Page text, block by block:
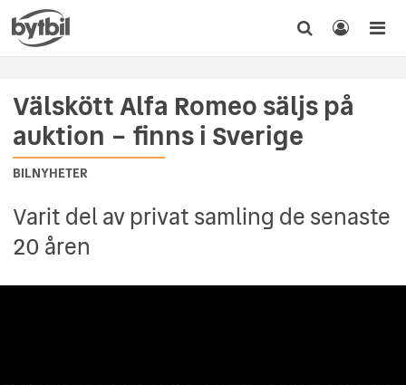
Välskött Alfa Romeo säljs på
auktion – finns i Sverige
BILNYHETER
Varit del av privat samling de senaste
20 åren